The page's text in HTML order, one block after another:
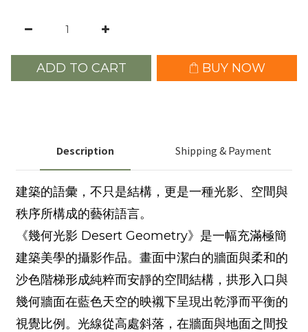
ADD TO CART BUY NOW
Description Shipping & Payment
建築的語彙，不只是結構，更是一種光影、空間與
秩序所構成的藝術語言。
《幾何光影 Desert Geometry》是一幅充滿極簡
建築美學的攝影作品。畫面中潔白的牆面與柔和的
沙色階梯形成純粹而安靜的空間結構，拱形入口與
幾何牆面在藍色天空的映襯下呈現出乾淨而平衡的
視覺比例。光線從高處斜落，在牆面與地面之間投